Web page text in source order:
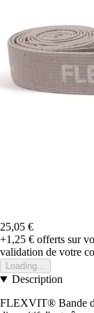
25,05 €
+1,25 € offerts sur
validation de votre
Loading...
Description
FLEXVIT® Bande